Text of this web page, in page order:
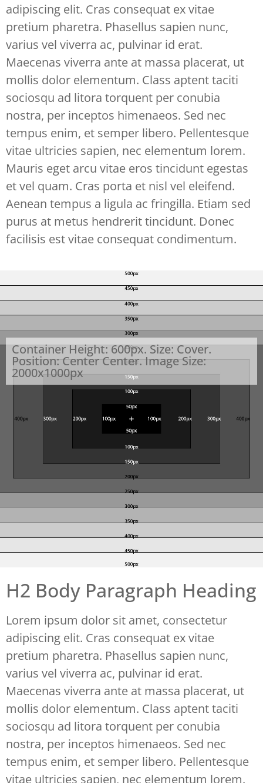
adipiscing elit. Cras consequat ex vitae
pretium pharetra. Phasellus sapien nunc,
varius vel viverra ac, pulvinar id erat.
Maecenas viverra ante at massa placerat, ut
mollis dolor elementum. Class aptent taciti
sociosqu ad litora torquent per conubia
nostra, per inceptos himenaeos. Sed nec
tempus enim, et semper libero. Pellentesque
vitae ultricies sapien, nec elementum lorem.
Mauris eget arcu vitae eros tincidunt egestas
et vel quam. Cras porta et nisl vel eleifend.
Aenean tempus a ligula ac fringilla. Etiam sed
purus at metus hendrerit tincidunt. Donec
facilisis est vitae consequat condimentum.
Container Height: 600px. Size: Cover.
Position: Center Center. Image Size:
2000x1000px
H2 Body Paragraph Heading
Lorem ipsum dolor sit amet, consectetur
adipiscing elit. Cras consequat ex vitae
pretium pharetra. Phasellus sapien nunc,
varius vel viverra ac, pulvinar id erat.
Maecenas viverra ante at massa placerat, ut
mollis dolor elementum. Class aptent taciti
sociosqu ad litora torquent per conubia
nostra, per inceptos himenaeos. Sed nec
tempus enim, et semper libero. Pellentesque
vitae ultricies sapien, nec elementum lorem.